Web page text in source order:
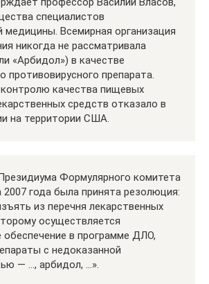
специалистов
медицины. Всемирная организация
никогда не рассматривала
«Арбидол») в качестве
противовирусного препарата.
контролю качества пищевых
средств отказало в
на территории США.
Формулярного комитета
года была принята резолюция:
из перечня лекарственных
осуществляется
обеспечение в программе ДЛО,
с недоказанной
— …, арбидол, …».